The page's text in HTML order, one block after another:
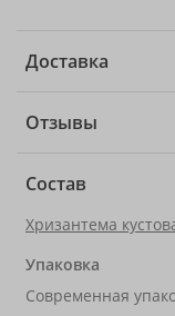
Доставка
Отзывы
Состав
Хризантема
Упаковка
Современная